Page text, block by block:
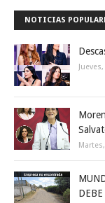
NOTICIAS